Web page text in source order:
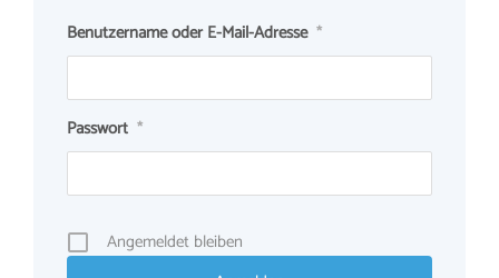
Benutzername oder E-Mail-Adresse *
Passwort *
Angemeldet bleiben